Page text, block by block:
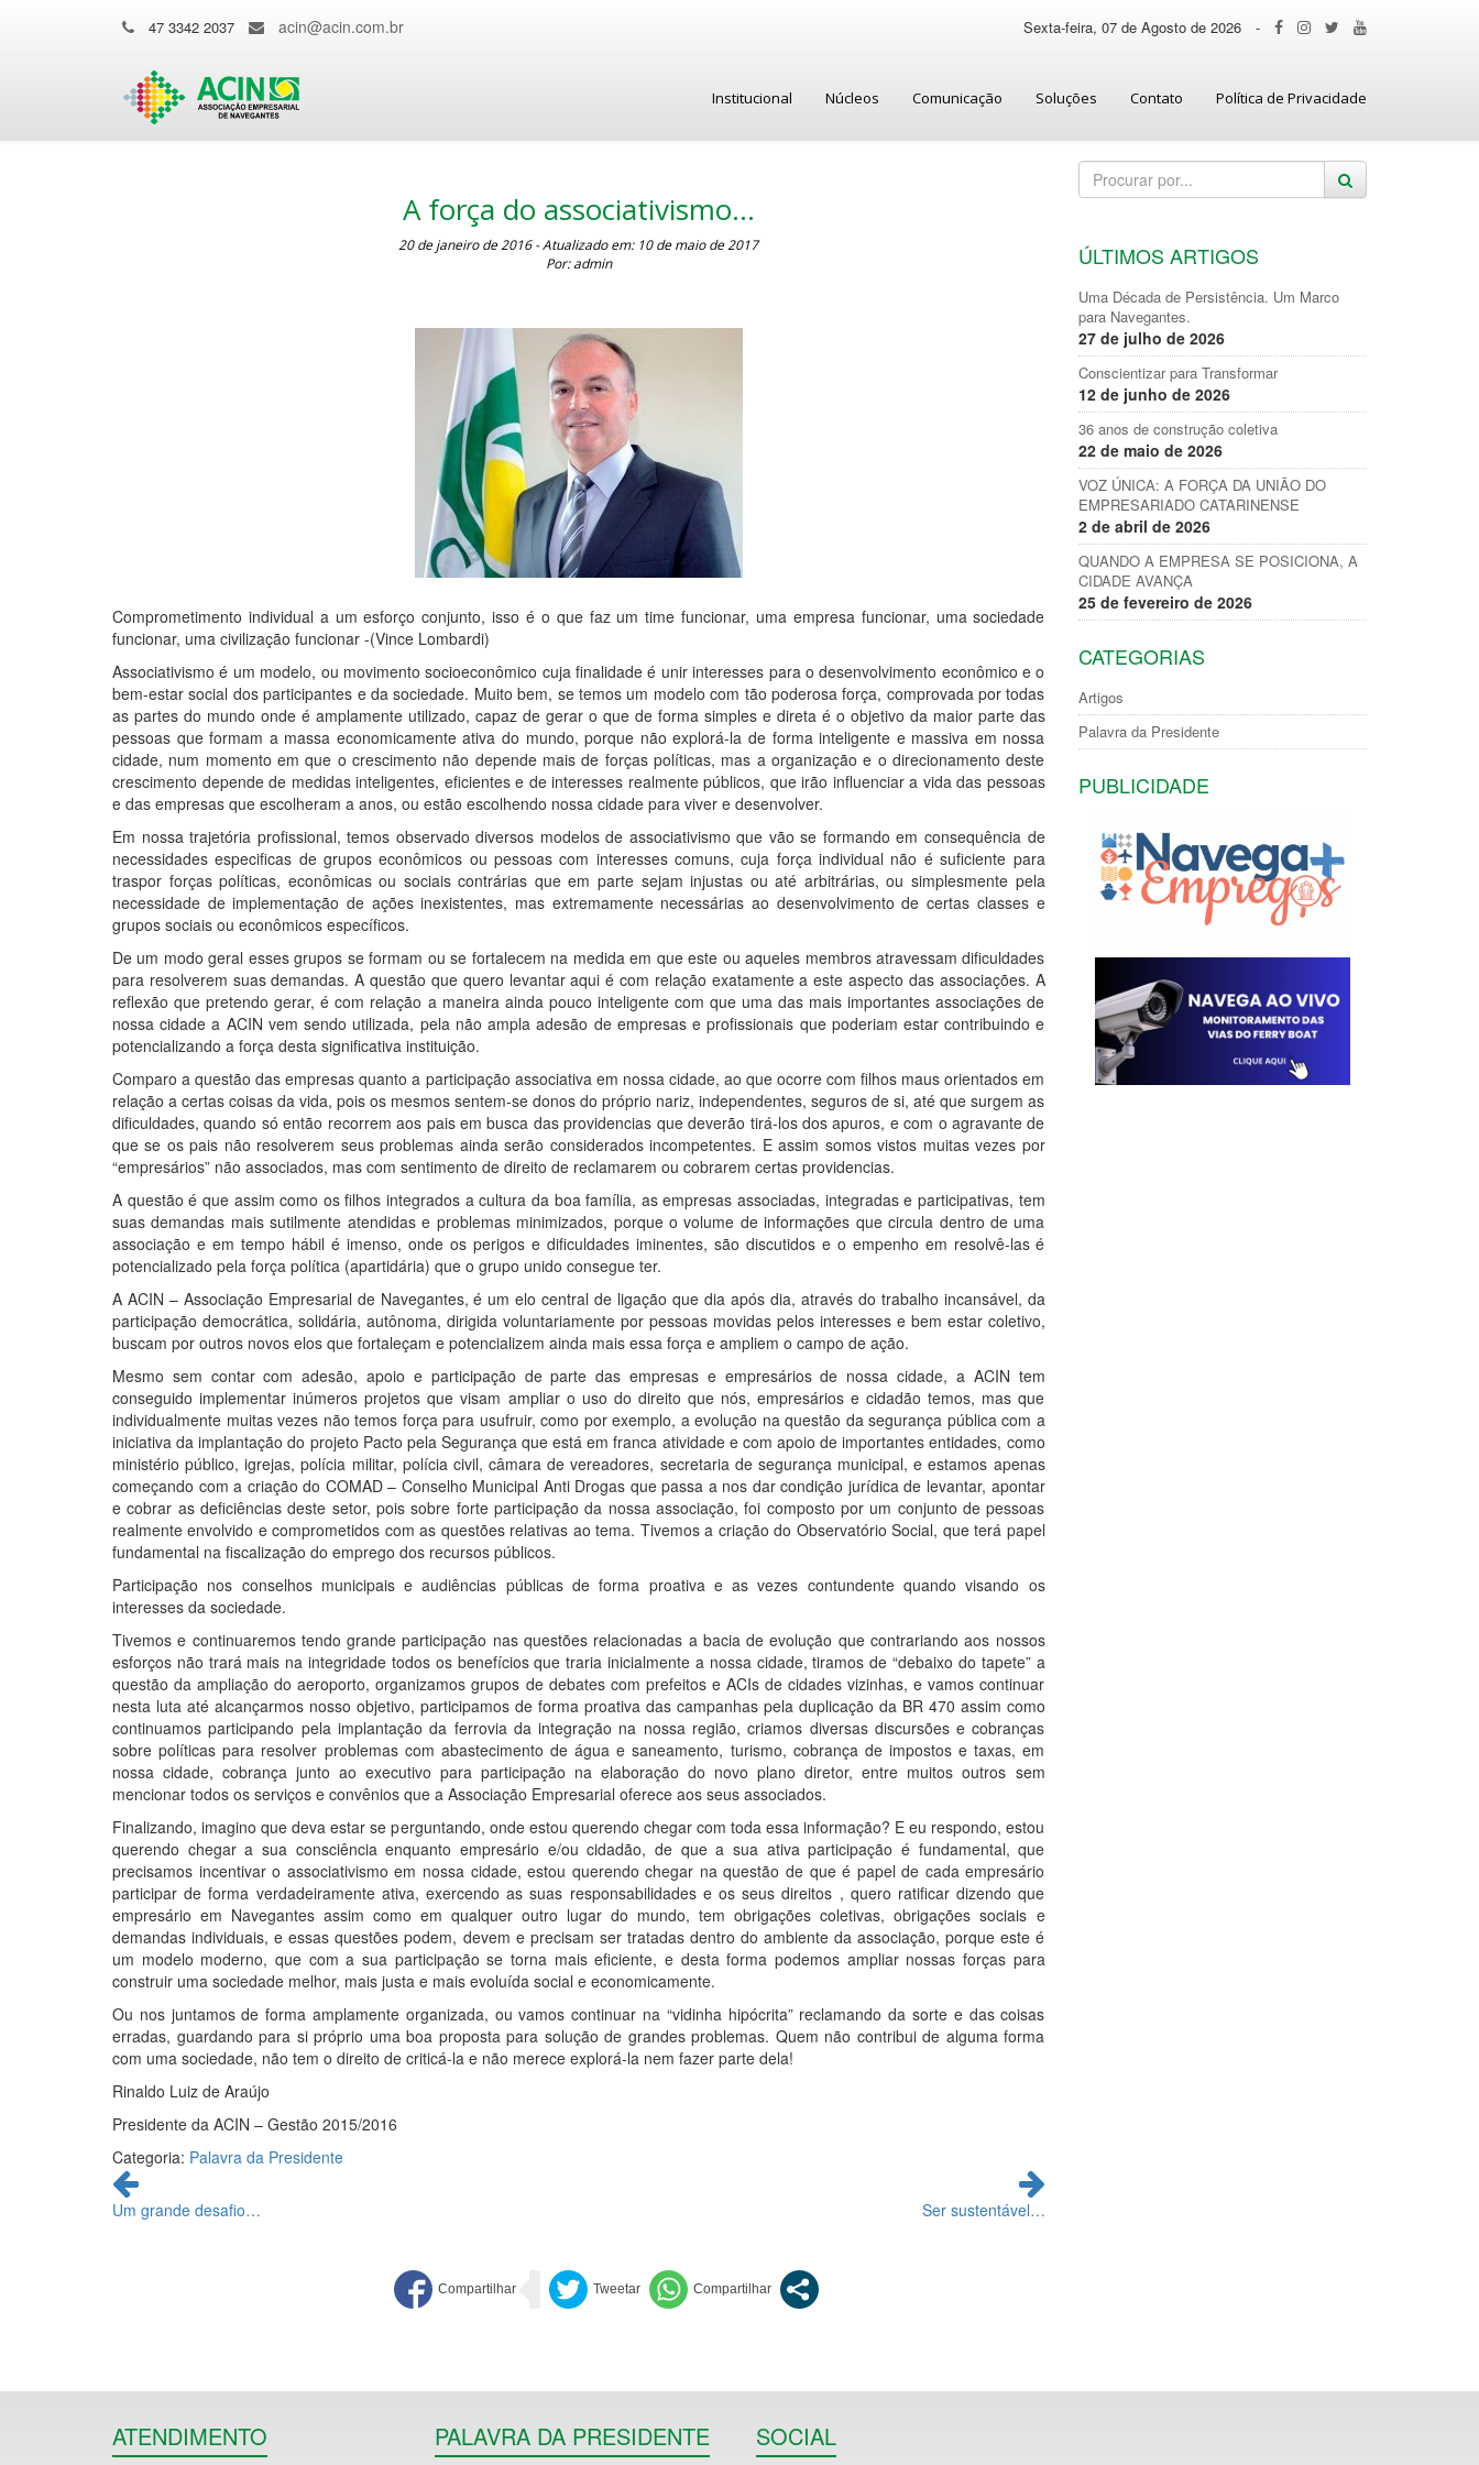
47 3342 2037 acin@acin.com.br Sexta-feira, 07 de Agosto de 2026 -
Institucional Núcleos Comunicação Soluções Contato Política de Privacidade
A força do associativismo…
20 de janeiro de 2016 - Atualizado em: 10 de maio de 2017
Por: admin
Comprometimento individual a um esforço conjunto, isso é o que faz um time funcionar, uma empresa funcionar, uma sociedade
funcionar, uma civilização funcionar -(Vince Lombardi)
Associativismo é um modelo, ou movimento socioeconômico cuja finalidade é unir interesses para o desenvolvimento econômico e o
bem-estar social dos participantes e da sociedade. Muito bem, se temos um modelo com tão poderosa força, comprovada por todas
as partes do mundo onde é amplamente utilizado, capaz de gerar o que de forma simples e direta é o objetivo da maior parte das
pessoas que formam a massa economicamente ativa do mundo, porque não explorá-la de forma inteligente e massiva em nossa
cidade, num momento em que o crescimento não depende mais de forças políticas, mas a organização e o direcionamento deste
crescimento depende de medidas inteligentes, eficientes e de interesses realmente públicos, que irão influenciar a vida das pessoas
e das empresas que escolheram a anos, ou estão escolhendo nossa cidade para viver e desenvolver.
Em nossa trajetória profissional, temos observado diversos modelos de associativismo que vão se formando em consequência de
necessidades especificas de grupos econômicos ou pessoas com interesses comuns, cuja força individual não é suficiente para
traspor forças políticas, econômicas ou sociais contrárias que em parte sejam injustas ou até arbitrárias, ou simplesmente pela
necessidade de implementação de ações inexistentes, mas extremamente necessárias ao desenvolvimento de certas classes e
grupos sociais ou econômicos específicos.
De um modo geral esses grupos se formam ou se fortalecem na medida em que este ou aqueles membros atravessam dificuldades
para resolverem suas demandas. A questão que quero levantar aqui é com relação exatamente a este aspecto das associações. A
reflexão que pretendo gerar, é com relação a maneira ainda pouco inteligente com que uma das mais importantes associações de
nossa cidade a ACIN vem sendo utilizada, pela não ampla adesão de empresas e profissionais que poderiam estar contribuindo e
potencializando a força desta significativa instituição.
Comparo a questão das empresas quanto a participação associativa em nossa cidade, ao que ocorre com filhos maus orientados em
relação a certas coisas da vida, pois os mesmos sentem-se donos do próprio nariz, independentes, seguros de si, até que surgem as
dificuldades, quando só então recorrem aos pais em busca das providencias que deverão tirá-los dos apuros, e com o agravante de
que se os pais não resolverem seus problemas ainda serão considerados incompetentes. E assim somos vistos muitas vezes por
“empresários” não associados, mas com sentimento de direito de reclamarem ou cobrarem certas providencias.
A questão é que assim como os filhos integrados a cultura da boa família, as empresas associadas, integradas e participativas, tem
suas demandas mais sutilmente atendidas e problemas minimizados, porque o volume de informações que circula dentro de uma
associação e em tempo hábil é imenso, onde os perigos e dificuldades iminentes, são discutidos e o empenho em resolvê-las é
potencializado pela força política (apartidária) que o grupo unido consegue ter.
A ACIN – Associação Empresarial de Navegantes, é um elo central de ligação que dia após dia, através do trabalho incansável, da
participação democrática, solidária, autônoma, dirigida voluntariamente por pessoas movidas pelos interesses e bem estar coletivo,
buscam por outros novos elos que fortaleçam e potencializem ainda mais essa força e ampliem o campo de ação.
Mesmo sem contar com adesão, apoio e participação de parte das empresas e empresários de nossa cidade, a ACIN tem
conseguido implementar inúmeros projetos que visam ampliar o uso do direito que nós, empresários e cidadão temos, mas que
individualmente muitas vezes não temos força para usufruir, como por exemplo, a evolução na questão da segurança pública com a
iniciativa da implantação do projeto Pacto pela Segurança que está em franca atividade e com apoio de importantes entidades, como
ministério público, igrejas, polícia militar, polícia civil, câmara de vereadores, secretaria de segurança municipal, e estamos apenas
começando com a criação do COMAD – Conselho Municipal Anti Drogas que passa a nos dar condição jurídica de levantar, apontar
e cobrar as deficiências deste setor, pois sobre forte participação da nossa associação, foi composto por um conjunto de pessoas
realmente envolvido e comprometidos com as questões relativas ao tema. Tivemos a criação do Observatório Social, que terá papel
fundamental na fiscalização do emprego dos recursos públicos.
Participação nos conselhos municipais e audiências públicas de forma proativa e as vezes contundente quando visando os
interesses da sociedade.
Tivemos e continuaremos tendo grande participação nas questões relacionadas a bacia de evolução que contrariando aos nossos
esforços não trará mais na integridade todos os benefícios que traria inicialmente a nossa cidade, tiramos de “debaixo do tapete” a
questão da ampliação do aeroporto, organizamos grupos de debates com prefeitos e ACIs de cidades vizinhas, e vamos continuar
nesta luta até alcançarmos nosso objetivo, participamos de forma proativa das campanhas pela duplicação da BR 470 assim como
continuamos participando pela implantação da ferrovia da integração na nossa região, criamos diversas discursões e cobranças
sobre políticas para resolver problemas com abastecimento de água e saneamento, turismo, cobrança de impostos e taxas, em
nossa cidade, cobrança junto ao executivo para participação na elaboração do novo plano diretor, entre muitos outros sem
mencionar todos os serviços e convênios que a Associação Empresarial oferece aos seus associados.
Finalizando, imagino que deva estar se perguntando, onde estou querendo chegar com toda essa informação? E eu respondo, estou
querendo chegar a sua consciência enquanto empresário e/ou cidadão, de que a sua ativa participação é fundamental, que
precisamos incentivar o associativismo em nossa cidade, estou querendo chegar na questão de que é papel de cada empresário
participar de forma verdadeiramente ativa, exercendo as suas responsabilidades e os seus direitos , quero ratificar dizendo que
empresário em Navegantes assim como em qualquer outro lugar do mundo, tem obrigações coletivas, obrigações sociais e
demandas individuais, e essas questões podem, devem e precisam ser tratadas dentro do ambiente da associação, porque este é
um modelo moderno, que com a sua participação se torna mais eficiente, e desta forma podemos ampliar nossas forças para
construir uma sociedade melhor, mais justa e mais evoluída social e economicamente.
Ou nos juntamos de forma amplamente organizada, ou vamos continuar na “vidinha hipócrita” reclamando da sorte e das coisas
erradas, guardando para si próprio uma boa proposta para solução de grandes problemas. Quem não contribui de alguma forma
com uma sociedade, não tem o direito de criticá-la e não merece explorá-la nem fazer parte dela!
Rinaldo Luiz de Araújo
Presidente da ACIN – Gestão 2015/2016
Categoria: Palavra da Presidente
Continue
lendo
Um grande desafio… Ser sustentável…
ÚLTIMOS ARTIGOS
Uma Década de Persistência. Um Marco
para Navegantes.
27 de julho de 2026
Conscientizar para Transformar
12 de junho de 2026
36 anos de construção coletiva
22 de maio de 2026
VOZ ÚNICA: A FORÇA DA UNIÃO DO
EMPRESARIADO CATARINENSE
2 de abril de 2026
QUANDO A EMPRESA SE POSICIONA, A
CIDADE AVANÇA
25 de fevereiro de 2026
CATEGORIAS
Artigos
Palavra da Presidente
PUBLICIDADE
ATENDIMENTO PALAVRA DA PRESIDENTE SOCIAL